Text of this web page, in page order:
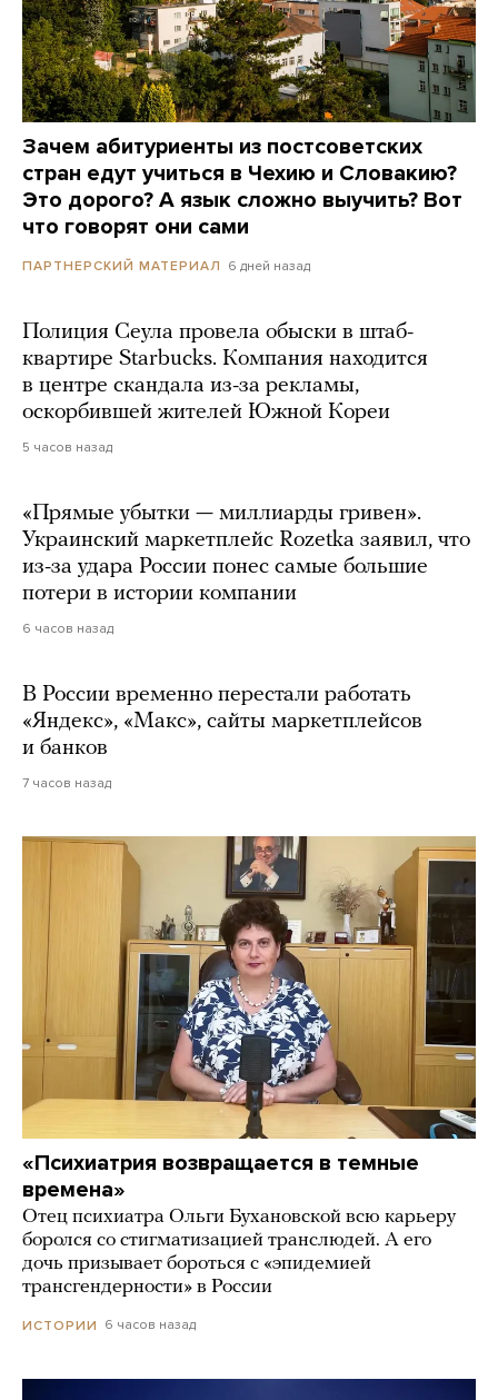
Зачем абитуриенты из постсоветских
стран едут учиться в Чехию и Словакию?
Это дорого? А язык сложно выучить? Вот
что говорят они сами
ПАРТНЕРСКИЙ МАТЕРИАЛ 6 дней назад
Полиция Сеула провела обыски в штаб-
квартире Starbucks. Компания находится
в центре скандала из-за рекламы,
оскорбившей жителей Южной Кореи
5 часов назад
«Прямые убытки — миллиарды гривен».
Украинский маркетплейс Rozetka заявил, что
из-за удара России понес самые большие
потери в истории компании
6 часов назад
В России временно перестали работать
«Яндекс», «Макс», сайты маркетплейсов
и банков
7 часов назад
«Психиатрия возвращается в темные
времена»
Отец психиатра Ольги Бухановской всю карьеру
боролся со стигматизацией транслюдей. А его
дочь призывает бороться с «эпидемией
трансгендерности» в России
ИСТОРИИ 6 часов назад